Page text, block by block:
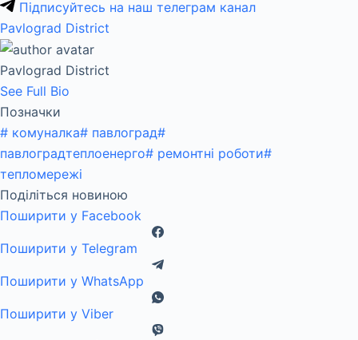
Підписуйтесь на наш телеграм канал
Pavlograd District
Pavlograd District
See Full Bio
Позначки
# комуналка# павлоград#
павлоградтеплоенерго# ремонтні роботи#
тепломережі
Поділіться новиною
Поширити у Facebook
Поширити у Telegram
Поширити у WhatsApp
Поширити у Viber